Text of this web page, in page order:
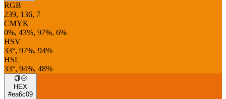
RGB
239, 136, 7
CMYK
0%, 43%, 97%, 6%
HSV
33°, 97%, 94%
HSL
33°, 94%, 48%
HEX
#ea6c09